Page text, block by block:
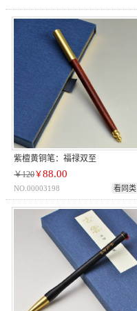
紫檀黄铜笔：福禄双至
￥120￥88.00
NO.00003198 看同类